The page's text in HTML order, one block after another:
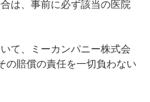
は、事前に必ず該当の医院
て、ミーカンパニー株式会
の賠償の責任を一切負わない